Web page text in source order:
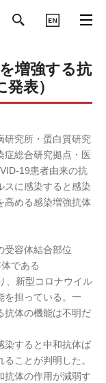
増強する抗
表）
研究所・蛋白質研究
症総合研究拠点・医
19患者由来の抗
スに感染すると感染
高める感染増強抗体
受容体結合部位
である
、新型コロナウイル
を担っている。一
抗体の機能は不明だ
染すると中和抗体ば
ことが判明した。
抗体の作用が減弱す